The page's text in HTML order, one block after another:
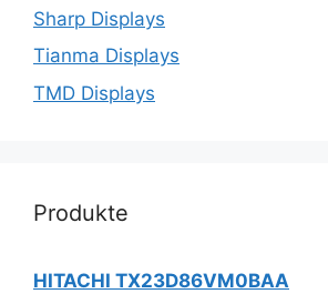
Sharp Displays
Tianma Displays
TMD Displays
Produkte
HITACHI TX23D86VM0BAA